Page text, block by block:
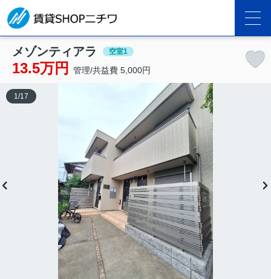
メゾンティアラ 空室1
13.5万円 管理/共益費 5,000円
1 /17